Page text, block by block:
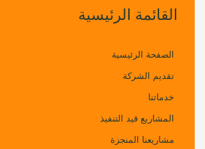
القائمة الرئيسية
الصفحة الرئيسية
تقديم الشركة
خدماتنا
المشاريع قيد التنفيذ
مشاريعنا المنجزة